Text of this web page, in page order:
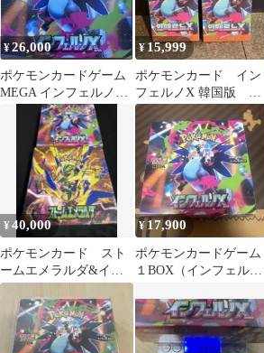
¥26,000
ポケモンカードゲーム
MEGA インフェルノX
未開封BOX
¥15,999
ポケモンカード イン
フェルノX 韓国版
2BOX シュリンク付
き 新品未開封
¥40,000
ポケモンカード スト
ームエメラルダ&イン
フェルノX BOX シュリ
ンク付き
¥17,900
ポケモンカードゲーム
１BOX（インフェルノ
ペリペリあり